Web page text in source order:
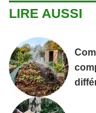
LIRE AUSSI